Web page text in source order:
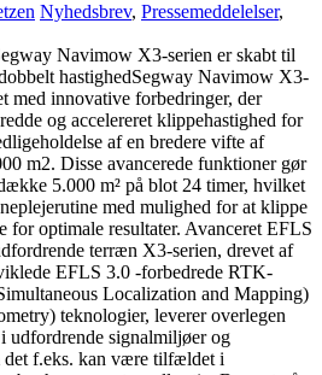
Nyhedsbrev, Pressemeddelelser,
Navimow X3-serien er skabt til
hastighedSegway Navimow X3-
med innovative forbedringer, der
og accelereret klippehastighed for
af en bredere vifte af
m2. Disse avancerede funktioner gør
5.000 m² på blot 24 timer, hvilket
med mulighed for at klippe
for optimale resultater. Avanceret EFLS
terræn X3-serien, drevet af
EFLS 3.0 -forbedrede RTK-
Localization and Mapping)
teknologier, leverer overlegen
udfordrende signalmiljøer og
det f.eks. kan være tilfældet i